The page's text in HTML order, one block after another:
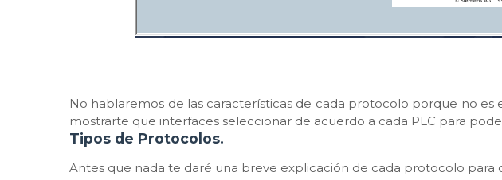
No hablaremos de las características de cada protocolo porque no es
mostrarte que interfaces seleccionar de acuerdo a cada PLC para
Tipos de Protocolos.
Antes que nada te daré una breve explicación de cada protocolo para